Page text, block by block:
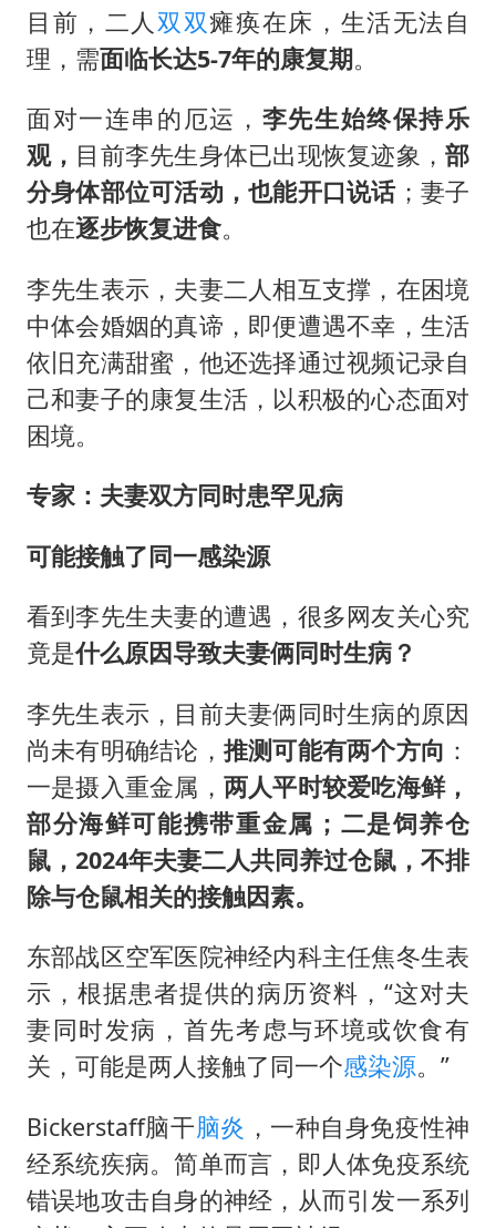
目前，二人双双瘫痪在床，生活无法自
理，需面临长达5-7年的康复期。
面对一连串的厄运， 李先生始终保持乐
观， 目前李先生身体已出现恢复迹象，部
分身体部位可活动，也能开口说话；妻子
也在逐步恢复进食。
李先生表示，夫妻二人相互支撑，在困境
中体会婚姻的真谛，即便遭遇不幸，生活
依旧充满甜蜜，他还选择通过视频记录自
己和妻子的康复生活，以积极的心态面对
困境。
专家：夫妻双方同时患罕见病
可能接触了同一感染源
看到李先生夫妻的遭遇，很多网友关心究
竟是什么原因导致夫妻俩同时生病？
李先生表示，目前夫妻俩同时生病的原因
尚未有明确结论， 推测可能有两个方向 ：
一是摄入重金属， 两人平时较爱吃海鲜，
部分海鲜可能携带重金属；二是饲养仓
鼠， 2024年夫妻二人共同养过仓鼠，不排
除与仓鼠相关的接触因素。
东部战区空军医院神经内科主任焦冬生表
示，根据患者提供的病历资料，“这对夫
妻同时发病，首先考虑与环境或饮食有
关，可能是两人接触了同一个感染源。”
Bickerstaff脑干脑炎 ，一种自身免疫性神
经系统疾病。简单而言，即人体免疫系统
错误地攻击自身的神经，从而引发一系列